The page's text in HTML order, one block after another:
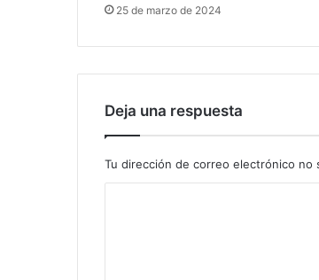
25 de marzo de 2024
Deja una respuesta
Tu dirección de correo electrónico no